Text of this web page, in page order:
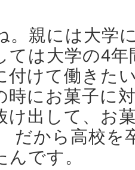
。親には大学
ては大学の4
付けて働きた
時にお菓子に
け出して、お
だから高校を
んです。